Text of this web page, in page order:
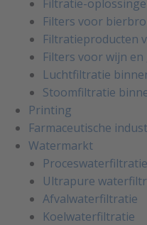
Filtratie-
Filters voor
Filtratieproducten
Filters voor wijn
Luchtfiltratie
Stoomfiltratie
Printing
Farmaceutische
Watermarkt
Proceswaterfiltratie
Ultrapure
Afvalwaterfiltratie
Koelwaterfiltratie